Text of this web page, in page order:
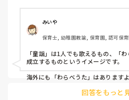
みいや
保育士, 幼稚園教諭, 保育園, 認可保
「童謡」は1人でも歌えるもの、「
成立するものというイメージです。
海外にも「わらべうた」はあります
回答をもっと